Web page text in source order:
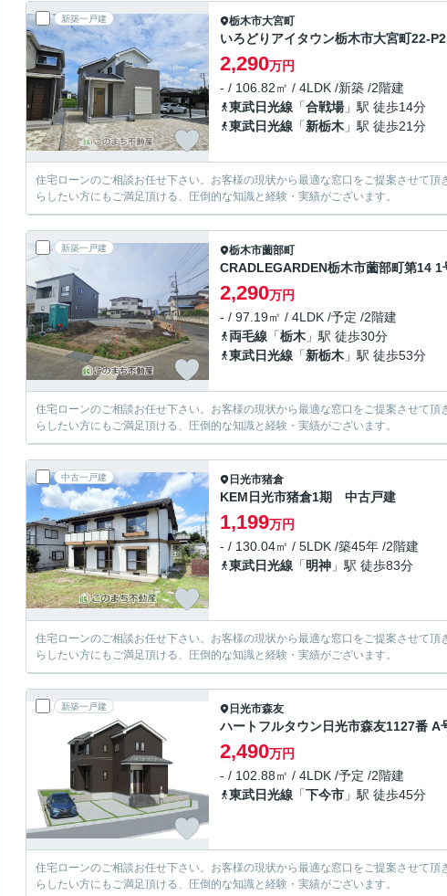
新築一戸建 栃木市大宮町
いろどりアイタウン栃木市大宮町22-
2,290万円
- / 106.82㎡ / 4LDK /新築 /2階建
東武日光線 「合戦場」駅 徒歩14分
東武日光線 「新栃木 」駅 徒歩21分
住宅ローンのご相談お任せ下さい。お客様の現状から最適な窓口をご提案させて
らしたい方にもご満足頂ける、圧倒的な知識と経験・実績がございます。
新築一戸建 栃木市薗部町
CRADLEGARDEN栃木市薗部町第14 1
2,290万円
- / 97.19㎡ / 4LDK /予定 /2階建
両毛線 「栃木 」駅 徒歩30分
東武日光線 「新栃木 」駅 徒歩53分
住宅ローンのご相談お任せ下さい。お客様の現状から最適な窓口をご提案させて
らしたい方にもご満足頂ける、圧倒的な知識と経験・実績がございます。
中古一戸建 日光市猪倉
KEM日光市猪倉1期 中古戸建
1,199万円
- / 130.04㎡ / 5LDK /築45年 /2階建
東武日光線 「明神 」駅 徒歩83分
住宅ローンのご相談お任せ下さい。お客様の現状から最適な窓口をご提案させて
らしたい方にもご満足頂ける、圧倒的な知識と経験・実績がございます。
新築一戸建 日光市森友
ハートフルタウン日光市森友1127番 A
2,490万円
- / 102.88㎡ / 4LDK /予定 /2階建
東武日光線 「下今市 」駅 徒歩45分
住宅ローンのご相談お任せ下さい。お客様の現状から最適な窓口をご提案させて
らしたい方にもご満足頂ける、圧倒的な知識と経験・実績がございます。